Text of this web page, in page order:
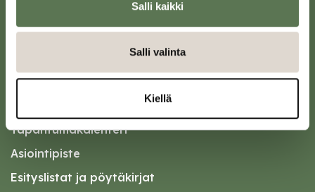
Salli kaikki
Salli valinta
Kiellä
Oikopolut
Kotiin meille Saarijärvelle
Tapahtumakalenteri
Asiointipiste
Esityslistat ja pöytäkirjat